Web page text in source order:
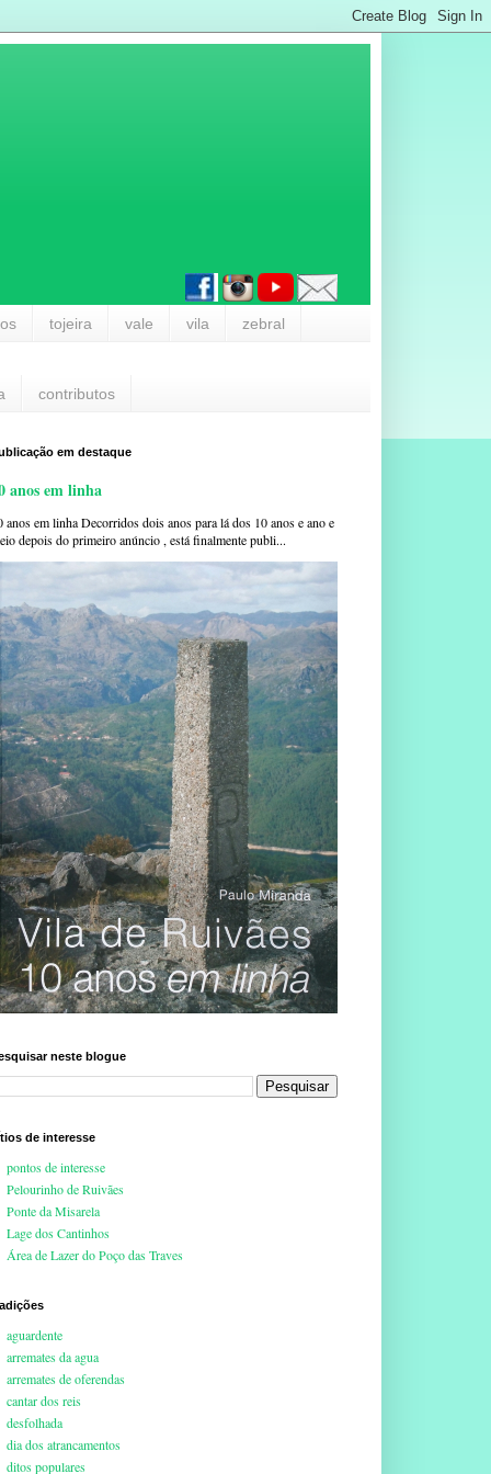
tojeira vale vila zebral
contributos
em destaque
anos em linha
anos em linha Decorridos dois anos para lá dos 10 anos e ano e
depois do primeiro anúncio , está finalmente publi...
neste blogue
de interesse
pontos de interesse
Pelourinho de Ruivães
Ponte da Misarela
Lage dos Cantinhos
Área de Lazer do Poço das Traves
aguardente
arremates da agua
arremates de oferendas
cantar dos reis
desfolhada
dia dos atrancamentos
ditos populares